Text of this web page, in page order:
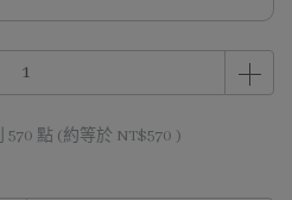
570 點 (約等於 NT$570 )